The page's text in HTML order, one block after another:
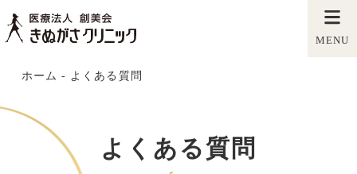
MENU
ホーム - よくある質問
よくある質問